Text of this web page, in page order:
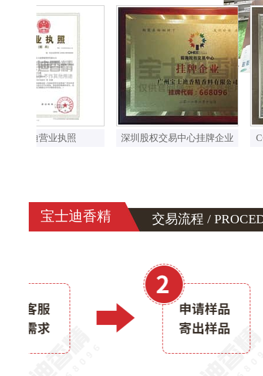
深圳股权交易中心挂牌企业 CCTV中国星品牌
宝士迪香精 交易流程 /